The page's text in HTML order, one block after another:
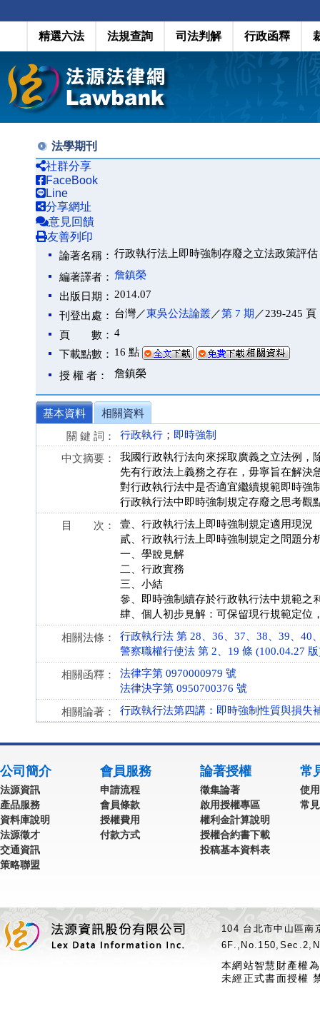
精選六法 法規查詢 司法判解 行政函釋
法學期刊
社群分享
FaceBook
Line
分享網址
意見回饋
友善列印
論著名稱： 行政執行法上即時強制存廢之立法政策評估
編著譯者： 詹鎮榮
出版日期： 2014.07
刊登出處： 台灣／東吳公法論叢／第 7 期 ／239-245 頁
頁 數： 4
下載點數： 16 點
授 權 者： 詹鎮榮
基本資料
相關資料
關 鍵 詞：
行政執行 ； 即時強制
中文摘要：
我國行政執行法向來採取廣義之立法例，
先有行政法上義務之存在，毋寧旨在解決
對行政執行法中是否適宜繼續規範即時強
行政執行法中即時強制規定存廢之思考觀
目 次：
壹、行政執行法上即時強制規定適用現況
貳、行政執行法上即時強制規定之問題分
一、學說見解
二、行政實務
三、小結
參、即時強制續存於行政執行法中規範之
肆、個人初步見解：可保留現行規範定位
相關法條：
行政執行法 第 28、36、37、38、39、40
警察職權行使法 第 2、19 條 (100.04.27
相關函釋：
法律字第 0970000979 號
法律決字第 0950700376 號
相關論著： 行政執行法第四講：即時強制性質與損失
公司簡介
法源資訊
產品服務
資料庫說明
法源徵才
交通資訊
策略聯盟
會員服務
申請流程
會員條款
授權費用
付款方式
論著授權
徵集論著
啟用授權專區
權利金計算說明
授權合約書下載
投稿基本資料表
常
使
常
104 台北市中山區
本網站智慧財產權
未經正式書面授權